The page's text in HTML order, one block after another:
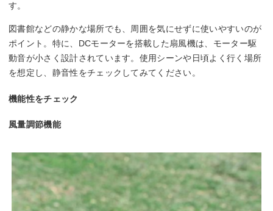
す。
図書館などの静かな場所でも、周囲を気にせずに使いやすいのが
ポイント。特に、DCモーターを搭載した扇風機は、モーター駆
動音が小さく設計されています。使用シーンや日頃よく行く場所
を想定し、静音性をチェックしてみてください。
機能性をチェック
風量調節機能